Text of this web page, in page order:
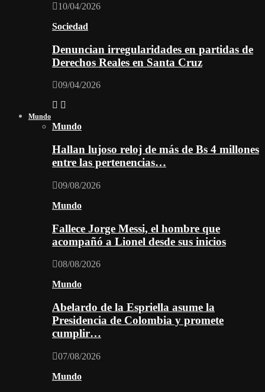
10/04/2026
Sociedad
Denuncian irregularidades en partidas de
Derechos Reales en Santa Cruz
09/04/2026
Mundo
Mundo
Hallan lujoso reloj de más de Bs 4 millones
entre las pertenencias…
09/08/2026
Mundo
Fallece Jorge Messi, el hombre que
acompañó a Lionel desde sus inicios
08/08/2026
Mundo
Abelardo de la Espriella asume la
Presidencia de Colombia y promete
cumplir…
07/08/2026
Mundo